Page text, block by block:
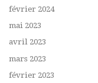
février 2024
mai 2023
avril 2023
mars 2023
février 2023